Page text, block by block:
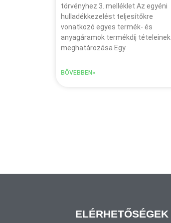
törvényhez 3. melléklet Az egyéni
hulladékkezelést teljesítőkre
vonatkozó egyes termék- és
anyagáramok termékdíj tételeinek
meghatározása Egy
BŐVEBBEN»
ELÉRHETŐSÉGEK